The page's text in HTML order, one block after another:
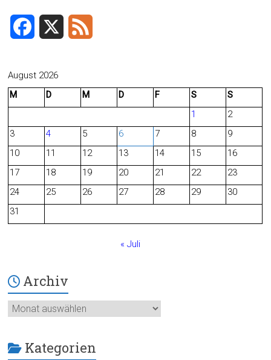
c
b
o
August 2026
M
D M D F S
S
1
2
3
4 5 6 7 8
9
10
11 12 13 14 15
16
17
18 19 20 21 22
23
24
25 26 27 28 29
30
31
« Juli
Archiv
Archiv
Kategorien